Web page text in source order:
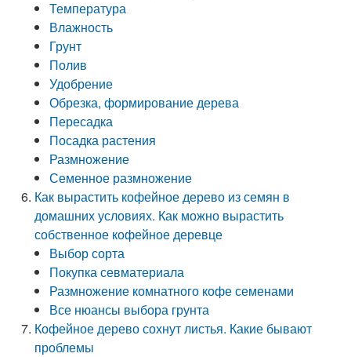
Температура
Влажность
Грунт
Полив
Удобрение
Обрезка, формирование дерева
Пересадка
Посадка растения
Размножение
Семенное размножение
Как вырастить кофейное дерево из семян в
домашних условиях. Как можно вырастить
собственное кофейное деревце
Выбор сорта
Покупка севматериала
Размножение комнатного кофе семенами
Все нюансы выбора грунта
Кофейное дерево сохнут листья. Какие бывают
проблемы